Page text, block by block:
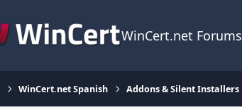
WinCert.net Forums
WinCert.net Spanish Addons & Silent Installers